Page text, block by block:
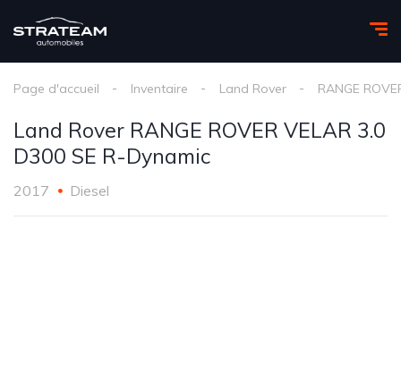
Page d'accueil Inventaire Land Rover RANGE
Land Rover RANGE ROVER VELAR 3.0
D300 SE R-Dynamic
2017 Diesel